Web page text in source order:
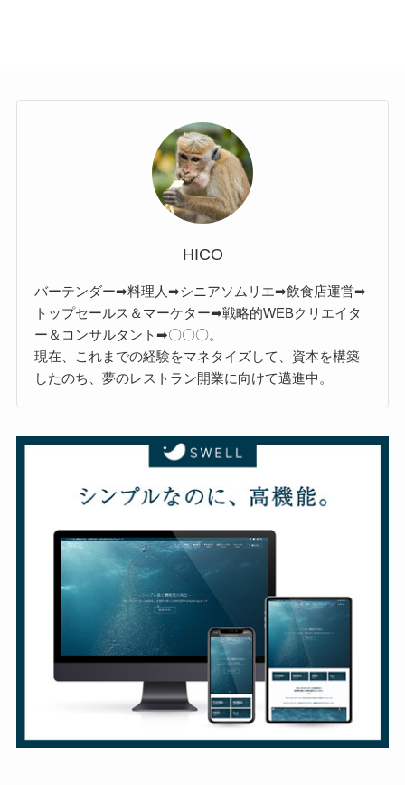
HICO
バーテンダー➡料理人➡シニアソムリエ➡飲食店運営➡
トップセールス＆マーケター➡戦略的WEBクリエイタ
ー＆コンサルタント➡〇〇〇。
現在、これまでの経験をマネタイズして、資本を構築
したのち、夢のレストラン開業に向けて邁進中。